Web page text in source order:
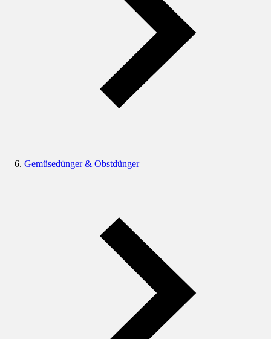
Gemüsedünger & Obstdünger